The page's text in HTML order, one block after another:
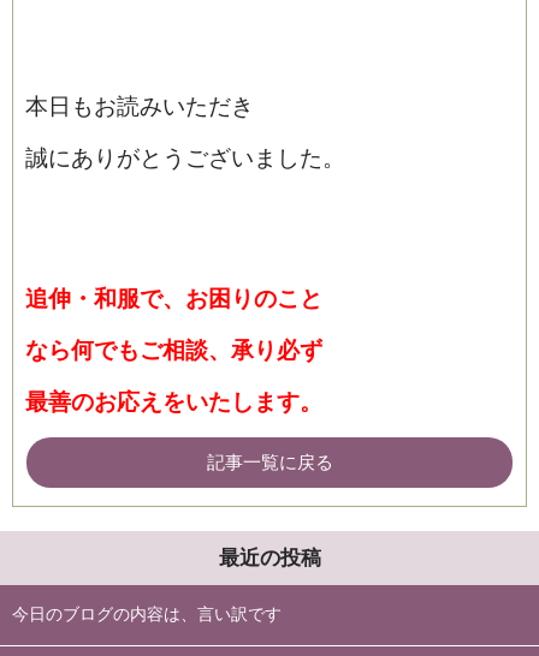
本日もお読みいただき
誠にありがとうございました。
追伸・和服で、お困りのこと
なら何でもご相談、承り必ず
最善のお応えをいたします。
記事一覧に戻る
最近の投稿
今日のブログの内容は、言い訳です